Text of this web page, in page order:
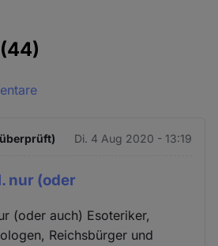
(44)
Di. 4 Aug 2020 - 13:19
nur (oder
(oder auch) Esoteriker,
Reichsbürger und